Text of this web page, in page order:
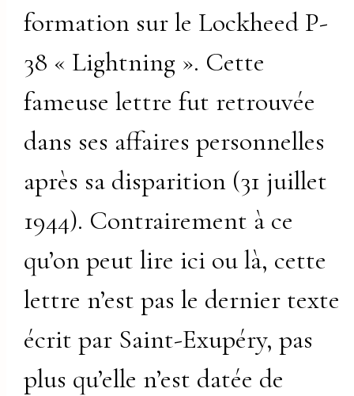
formation sur le Lockheed P-
38 « Lightning ». Cette
fameuse lettre fut retrouvée
dans ses affaires personnelles
après sa disparition (31 juillet
1944). Contrairement à ce
qu’on peut lire ici ou là, cette
lettre n’est pas le dernier texte
écrit par Saint-Exupéry, pas
plus qu’elle n’est datée de